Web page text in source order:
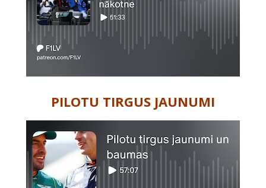
PILOTU TIRGUS JAUNUMI